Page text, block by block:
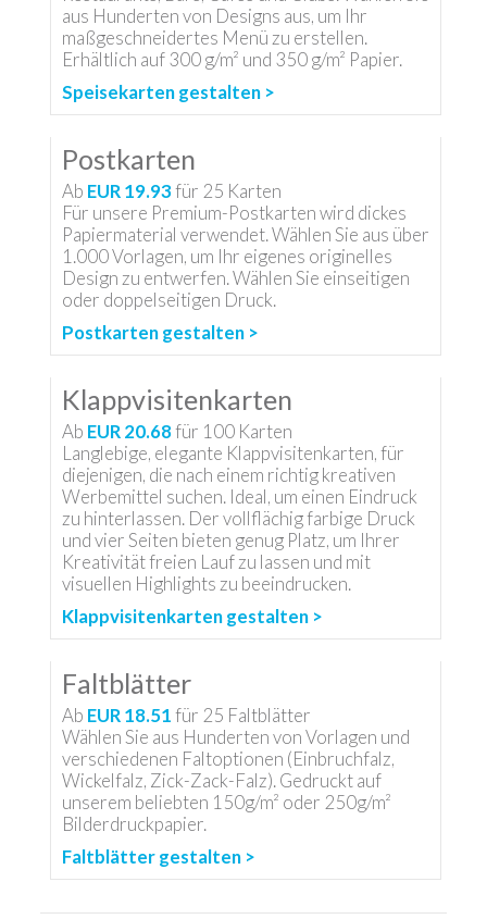
aus Hunderten von Designs aus, um Ihr
maßgeschneidertes Menü zu erstellen.
Erhältlich auf 300 g/m² und 350 g/m² Papier.
Speisekarten gestalten >
Postkarten
Ab EUR 19.93für 25 Karten
Für unsere Premium-Postkarten wird dickes
Papiermaterial verwendet. Wählen Sie aus über
1.000 Vorlagen, um Ihr eigenes originelles
Design zu entwerfen. Wählen Sie einseitigen
oder doppelseitigen Druck.
Postkarten gestalten >
Klappvisitenkarten
Ab EUR 20.68für 100 Karten
Langlebige, elegante Klappvisitenkarten, für
diejenigen, die nach einem richtig kreativen
Werbemittel suchen. Ideal, um einen Eindruck
zu hinterlassen. Der vollflächig farbige Druck
und vier Seiten bieten genug Platz, um Ihrer
Kreativität freien Lauf zu lassen und mit
visuellen Highlights zu beeindrucken.
Klappvisitenkarten gestalten >
Faltblätter
Ab EUR 18.51für 25 Faltblätter
Wählen Sie aus Hunderten von Vorlagen und
verschiedenen Faltoptionen (Einbruchfalz,
Wickelfalz, Zick-Zack-Falz). Gedruckt auf
unserem beliebten 150g/m² oder 250g/m²
Bilderdruckpapier.
Faltblätter gestalten >